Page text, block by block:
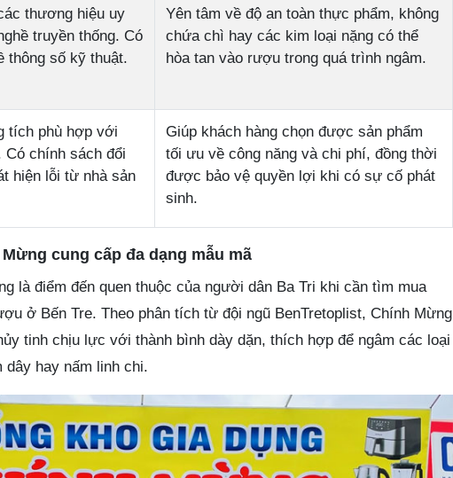
thương hiệu uy
truyền thống. Có
thông số kỹ thuật.
Yên tâm về độ an toàn thực phẩm, không
chứa chì hay các kim loại nặng có thể
hòa tan vào rượu trong quá trình ngâm.
tích phù hợp với
Có chính sách đổi
hiện lỗi từ nhà sản
Giúp khách hàng chọn được sản phẩm
tối ưu về công năng và chi phí, đồng thời
được bảo vệ quyền lợi khi có sự cố phát
sinh.
cung cấp đa dạng mẫu mã
là điểm đến quen thuộc của người dân Ba Tri khi cần tìm mua
ở Bến Tre. Theo phân tích từ đội ngũ BenTretoplist, Chính Mừng
tinh chịu lực với thành bình dày dặn, thích hợp để ngâm các loại
hay nấm linh chi.